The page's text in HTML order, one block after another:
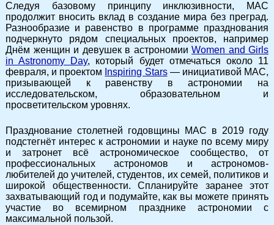
Следуя базовому принципу инклюзивности, МАС
продолжит вносить вклад в создание мира без преград.
Разнообразие и равенство в программе празднования
подчеркнуто рядом специальных проектов, например
Днём женщин и девушек в астрономии Women and Girls
in Astronomy Day, который будет отмечаться около 11
февраля, и проектом Inspiring Stars— инициативой МАС,
призывающей к равенству в астрономии на
исследовательском, образовательном и
просветительском уровнях.
Празднование столетней годовщины МАС в 2019 году
подстегнёт интерес к астрономии и науке по всему миру
и затронет всё астрономическое сообщество, от
профессиональных астрономов и астрономов-
любителей до учителей, студентов, их семей, политиков и
широкой общественности. Спланируйте заранее этот
захватывающий год и подумайте, как вы можете принять
участие во всемирном празднике астрономии с
максимальной пользой.